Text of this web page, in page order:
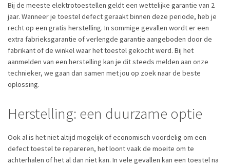
Bij de meeste elektrotoestellen geldt een wettelijke garantie van 2
jaar. Wanneer je toestel defect geraakt binnen deze periode, heb je
recht op een gratis herstelling. In sommige gevallen wordt er een
extra fabrieksgarantie of verlengde garantie aangeboden door de
fabrikant of de winkel waar het toestel gekocht werd. Bij het
aanmelden van een herstelling kan je dit steeds melden aan onze
technieker, we gaan dan samen met jou op zoek naar de beste
oplossing.
Herstelling: een duurzame optie
Ook al is het niet altijd mogelijk of economisch voordelig om een
defect toestel te repareren, het loont vaak de moeite om te
achterhalen of het al dan niet kan. In vele gevallen kan een toestel na